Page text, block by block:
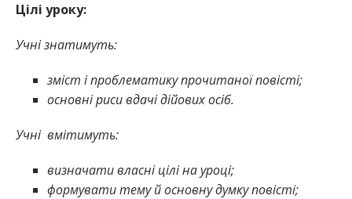
Цілі уроку:
Учні знатимуть:
зміст і проблематику прочитаної повісті;
основні риси вдачі дійових осіб.
Учні вмітимуть:
визначати власні цілі на уроці;
формувати тему й основну думку повісті;